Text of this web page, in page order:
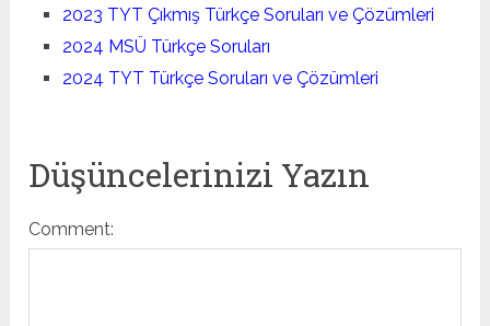
2023 TYT Çıkmış Türkçe Soruları ve Çözümleri
2024 MSÜ Türkçe Soruları
2024 TYT Türkçe Soruları ve Çözümleri
Düşüncelerinizi Yazın
Comment: